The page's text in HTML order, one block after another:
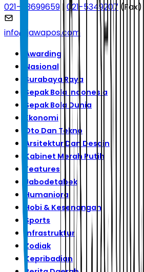
021-53699659 |021-5349207 (Fax)
info@jawapos.com
Awarding
Nasional
Surabaya Raya
Sepak Bola Indonesia
Sepak Bola Dunia
Ekonomi
Oto Dan Tekno
Arsitektur Dan Desain
Kabinet Merah Putih
Features
Jabodetabek
Humaniora
Hobi & Kesenangan
Sports
Infrastruktur
Zodiak
Kepribadian